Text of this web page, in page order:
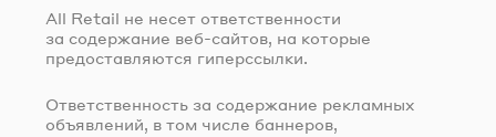
All Retail не несет ответственности
за содержание веб-сайтов, на которые
предоставляются гиперссылки.
Ответственность за содержание рекламных
объявлений, в том числе баннеров,